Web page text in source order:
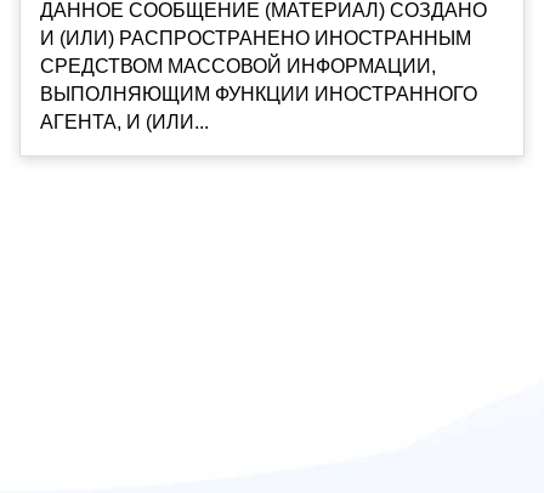
ДАННОЕ СООБЩЕНИЕ (МАТЕРИАЛ) СОЗДАНО
И (ИЛИ) РАСПРОСТРАНЕНО ИНОСТРАННЫМ
СРЕДСТВОМ МАССОВОЙ ИНФОРМАЦИИ,
ВЫПОЛНЯЮЩИМ ФУНКЦИИ ИНОСТРАННОГО
АГЕНТА, И (ИЛИ...